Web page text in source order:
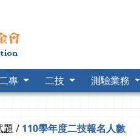
專 二技 測驗業務
題 / 110學年度二技報名人數